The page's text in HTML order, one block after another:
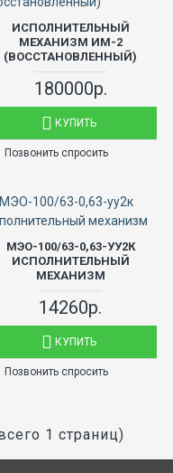
ИСПОЛНИТЕЛЬНЫЙ
МЕХАНИЗМ ИМ-2
(ВОССТАНОВЛЕННЫЙ)
180000р.
КУПИТЬ
Позвонить спросить
МЭО-100/63-0,63-УУ2К
ИСПОЛНИТЕЛЬНЫЙ
МЕХАНИЗМ
14260р.
КУПИТЬ
Позвонить спросить
1 страниц)